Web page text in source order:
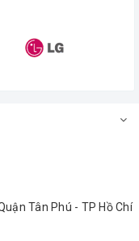
Tân Phú - TP Hồ Chí